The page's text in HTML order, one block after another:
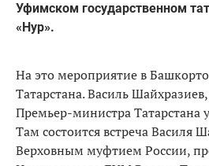
Уфимском государственном
«Нур».
На это мероприятие в
Татарстана. Василь
Премьер-министра Татарстана
Там состоится встреча Василя
Верховным муфтием России,